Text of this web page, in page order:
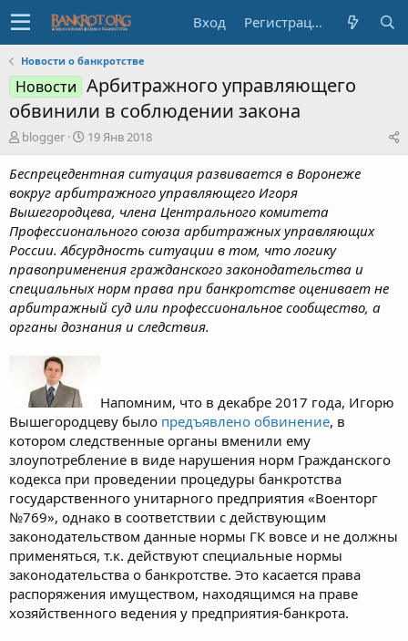
Вход Регистрация
Новости о банкротстве
Новости Арбитражного управляющего
обвинили в соблюдении закона
А
в
т
р
т
е
м
ы
blogger
Д
а
т
н
а
ч
а
л
а
19 Янв 2018
Беспрецедентная ситуация развивается в Воронеже
вокруг арбитражного управляющего Игоря
Вышегородцева, члена Центрального комитета
Профессионального союза арбитражных управляющих
России. Абсурдность ситуации в том, что логику
правоприменения гражданского законодательства и
специальных норм права при банкротстве оценивает не
арбитражный суд или профессиональное сообщество, а
органы дознания и следствия.
Напомним, что в декабре 2017 года, Игорю
Вышегородцеву было предъявлено обвинение, в
котором следственные органы вменили ему
злоупотребление в виде нарушения норм Гражданского
кодекса при проведении процедуры банкротства
государственного унитарного предприятия «Военторг
№769», однако в соответствии с действующим
законодательством данные нормы ГК вовсе и не должны
применяться, т.к. действуют специальные нормы
законодательства о банкротстве. Это касается права
распоряжения имуществом, находящимся на праве
хозяйственного ведения у предприятия-банкрота.